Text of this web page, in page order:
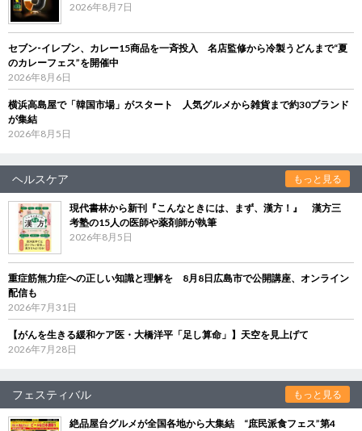
2026年8月7日
セブン‐イレブン、カレー15商品を一斉投入 名店監修から冷製うどんまで“夏
のカレーフェス”を開催中
2026年8月6日
横浜高島屋で「韓国市場」がスタート 人気グルメから雑貨まで約30ブランド
が集結
2026年8月5日
ヘルスケア もっと見る
現代書林から新刊『こんなときには、まず、漢方！』 漢方三
考塾の15人の医師や薬剤師が執筆
2026年8月5日
重症筋無力症への正しい知識と理解を 8月8日広島市で公開講座、オンライン
配信も
2026年7月31日
【がんを生きる緩和ケア医・大橋洋平「足し算命」】天空を見上げて
2026年7月28日
フェスティバル もっと見る
絶品屋台グルメが全国各地から大集結 “庶民派食フェス”第4